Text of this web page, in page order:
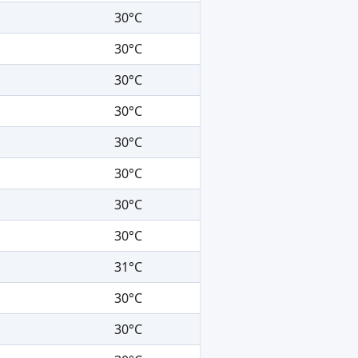
30°C
30°C
30°C
30°C
30°C
30°C
30°C
30°C
31°C
30°C
30°C